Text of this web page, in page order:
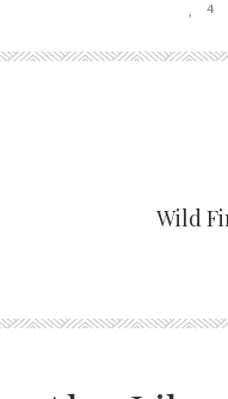
4
Wild